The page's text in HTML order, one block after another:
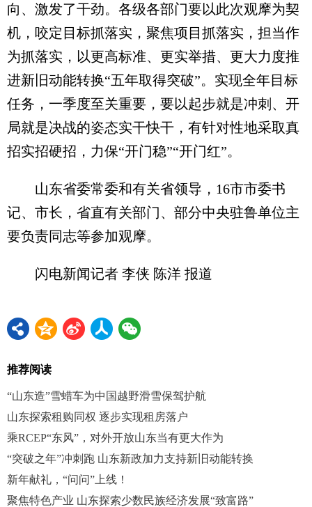
向、激发了干劲。各级各部门要以此次观摩为契
机，咬定目标抓落实，聚焦项目抓落实，担当作
为抓落实，以更高标准、更实举措、更大力度推
进新旧动能转换“五年取得突破”。实现全年目标
任务，一季度至关重要，要以起步就是冲刺、开
局就是决战的姿态实干快干，有针对性地采取真
招实招硬招，力保“开门稳”“开门红”。
山东省委常委和有关省领导，16市市委书
记、市长，省直有关部门、部分中央驻鲁单位主
要负责同志等参加观摩。
闪电新闻记者 李侠 陈洋 报道
推荐阅读
“山东造”雪蜡车为中国越野滑雪保驾护航
山东探索租购同权 逐步实现租房落户
乘RCEP“东风”，对外开放山东当有更大作为
“突破之年”冲刺跑 山东新政加力支持新旧动能转换
新年献礼，“问问”上线！
聚焦特色产业 山东探索少数民族经济发展“致富路”